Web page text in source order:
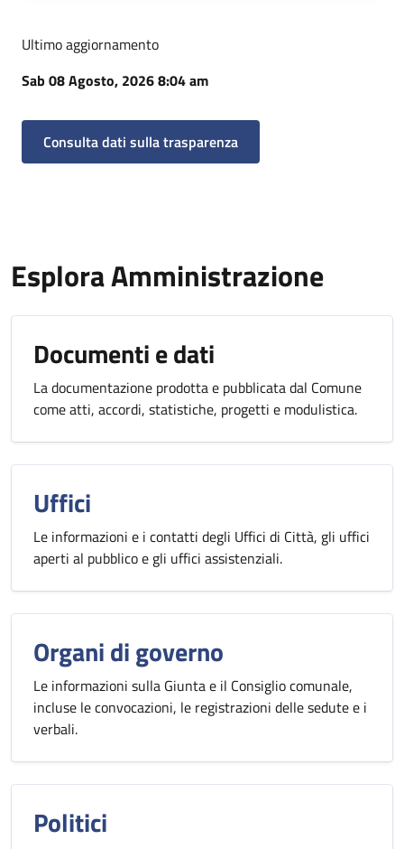
Ultimo aggiornamento
Sab 08 Agosto, 2026 8:04 am
Consulta dati sulla trasparenza
Esplora Amministrazione
Documenti e dati
La documentazione prodotta e pubblicata dal Comune
come atti, accordi, statistiche, progetti e modulistica.
Uffici
Le informazioni e i contatti degli Uffici di Città, gli uffici
aperti al pubblico e gli uffici assistenziali.
Organi di governo
Le informazioni sulla Giunta e il Consiglio comunale,
incluse le convocazioni, le registrazioni delle sedute e i
verbali.
Politici